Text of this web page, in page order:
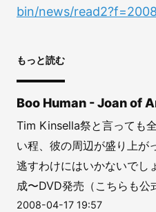
bin/news/
もっと読む
Boo Human - Joan of
Tim Kinsella祭と言っても
い程、彼の周辺が盛り上が
逃すわけにはいかないでし
成〜DVD発売（こちらも公
2008-04-17 19:57